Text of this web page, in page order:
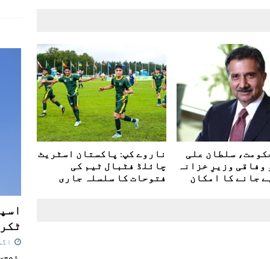
سلطان علی
وفاقی وزیرِ خزانہ
جانے کا امکان
ناروے کپ: پاکستان اسٹریٹ
چائلڈ فٹبال ٹیم کی
فتوحات کا سلسلہ جاری
اگست